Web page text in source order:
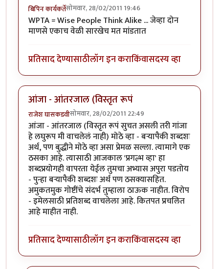
बिपिन कार्यकर्तेसोमवार, 28/02/2011 19:46
WPTA = Wise People Think Alike ... जेव्हा दोन
माणसे एकाच वेळी सारखेच मत मांडतात
प्रतिसाद देण्यासाठीलॉग इन कराकिंवासदस्य व्हा
आंजा - आंतरजाल (विस्तृत रूपं
राजेश घासकडवीसोमवार, 28/02/2011 22:49
आंजा - आंतरजाल (विस्तृत रूपं सुचत असली तरी गांजा
हे लघुरूप मी वाचलेलं नाही) मोठे व्हा - बऱ्यापैकी शब्दशः
अर्थ, पण बुद्धीने मोठे व्हा असा प्रेमळ सल्ला. त्यामागे एक
ठसका आहे. त्यासाठी आजकाल 'प्रगल्भ व्हा' हा
शब्दप्रयोगही वापरता येईल तुमचा अभ्यास अपुरा पडतोय
- पुन्हा बऱ्यापैकी शब्दशः अर्थ पण ठसक्यासहित.
अमुकतमुक गोष्टींचे संदर्भ तुम्हाला ठाऊक नाहीत. विरोप
- इमेलसाठी प्रतिशब्द वाचलेला आहे. कितपत प्रचलित
आहे माहीत नाही.
प्रतिसाद देण्यासाठीलॉग इन कराकिंवासदस्य व्हा